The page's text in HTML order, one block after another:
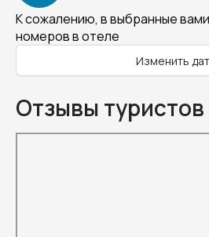
К сожалению, в выбранные
номеров в отеле
Изменить
Отзывы туристов